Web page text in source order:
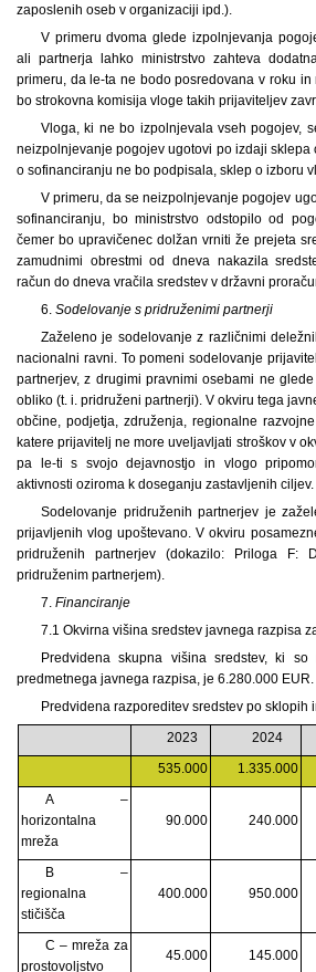
zaposlenih oseb v organizaciji ipd.).
V primeru dvoma glede izpolnjevanja
ali partnerja lahko ministrstvo zahteva
primeru, da le-ta ne bodo posredovana v roku
bo strokovna komisija vloge takih prijaviteljev
Vloga, ki ne bo izpolnjevala vseh pogojev,
neizpolnjevanje pogojev ugotovi po izdaji sklepa
o sofinanciranju ne bo podpisala, sklep o izboru
V primeru, da se neizpolnjevanje pogojev
sofinanciranju, bo ministrstvo odstopilo od
čemer bo upravičenec dolžan vrniti že prejeta
zamudnimi obrestmi od dneva nakazila
račun do dneva vračila sredstev v državni
6. Sodelovanje s pridruženimi partnerji
Zaželeno je sodelovanje z različnimi
nacionalni ravni. To pomeni sodelovanje
partnerjev, z drugimi pravnimi osebami ne
obliko (t. i. pridruženi partnerji). V okviru tega
občine, podjetja, združenja, regionalne
katere prijavitelj ne more uveljavljati stroškov v
pa le-ti s svojo dejavnostjo in vlogo
aktivnosti oziroma k doseganju zastavljenih ciljev.
Sodelovanje pridruženih partnerjev je
prijavljenih vlog upoštevano. V okviru
pridruženih partnerjev (dokazilo: Priloga F:
pridruženim partnerjem).
7. Financiranje
7.1 Okvirna višina sredstev javnega razpisa
Predvidena skupna višina sredstev, ki
predmetnega javnega razpisa, je 6.280.000 EUR.
Predvidena razporeditev sredstev po sklopih
2023
2024
535.000
1.335.000
A –
horizontalna
mreža
90.000 240.000
B –
regionalna
stičišča
400.000 950.000
C – mreža za
prostovoljstvo
45.000 145.000